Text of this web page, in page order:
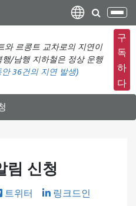
텐
츠
로
건
너
뛰
탐
색
메
뉴
전
환
와 르콩트 교차로의 지연이
/남행 지하철은 정상 운행
안36건의 지연 발생)
구
독
하
다
림 신청
트위터 링크드인